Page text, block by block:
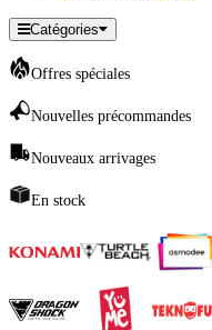
Catégories
Offres spéciales
Nouvelles précommandes
Nouveaux arrivages
En stock